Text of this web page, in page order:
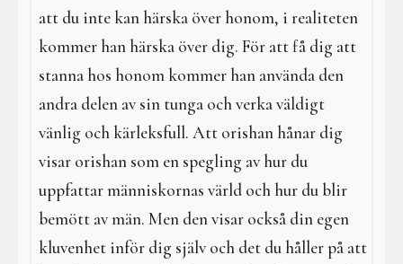
att du inte kan härska över honom, i realiteten
kommer han härska över dig. För att få dig att
stanna hos honom kommer han använda den
andra delen av sin tunga och verka väldigt
vänlig och kärleksfull. Att orishan hånar dig
visar orishan som en spegling av hur du
uppfattar människornas värld och hur du blir
bemött av män. Men den visar också din egen
kluvenhet inför dig själv och det du håller på att